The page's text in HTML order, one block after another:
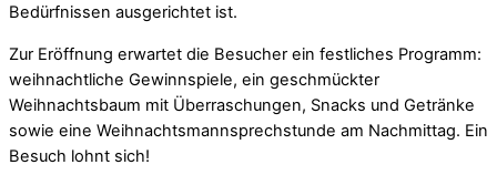
Bedürfnissen ausgerichtet ist.
Zur Eröffnung erwartet die Besucher ein festliches Programm:
weihnachtliche Gewinnspiele, ein geschmückter
Weihnachtsbaum mit Überraschungen, Snacks und Getränke
sowie eine Weihnachtsmannsprechstunde am Nachmittag. Ein
Besuch lohnt sich!